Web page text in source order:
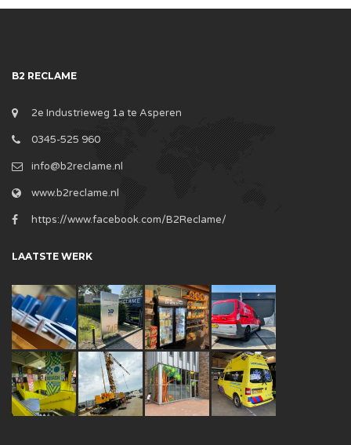
B2 RECLAME
2e Industrieweg 1a te Asperen
0345-525 960
info@b2reclame.nl
www.b2reclame.nl
https://www.facebook.com/B2Reclame/
LAATSTE WERK